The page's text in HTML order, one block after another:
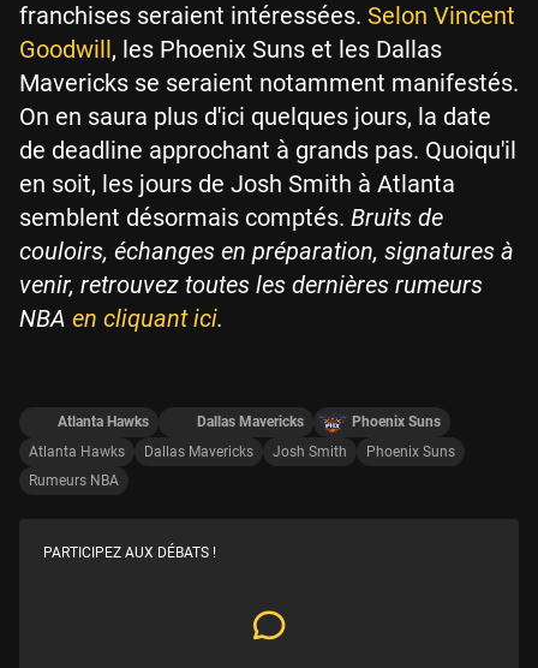
franchises seraient intéressées. Selon Vincent
Goodwill, les Phoenix Suns et les Dallas
Mavericks se seraient notamment manifestés.
On en saura plus d'ici quelques jours, la date
de deadline approchant à grands pas. Quoiqu'il
en soit, les jours de Josh Smith à Atlanta
semblent désormais comptés. Bruits de
couloirs, échanges en préparation, signatures à
venir, retrouvez toutes les dernières rumeurs
NBA en cliquant ici.
Atlanta Hawks Dallas Mavericks
Phoenix Suns
Atlanta Hawks
Dallas Mavericks Josh Smith
Phoenix Suns
Rumeurs NBA
PARTICIPEZ AUX DÉBATS !